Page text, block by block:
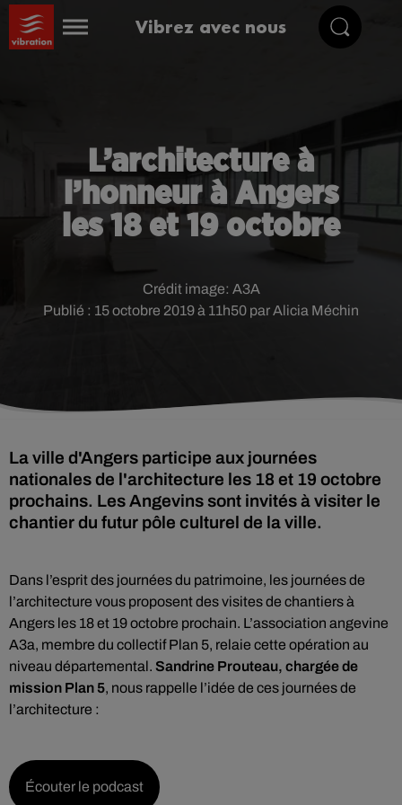
Vibrez avec nous
L’architecture à
l’honneur à Angers
les 18 et 19 octobre
Publié : 15 octobre 2019 à 11h50 par Alicia Méchin
Crédit image: A3A
La ville d'Angers participe aux journées
nationales de l'architecture les 18 et 19 octobre
prochains. Les Angevins sont invités à visiter le
chantier du futur pôle culturel de la ville.
Dans l’esprit des journées du patrimoine, les journées de
l’architecture vous proposent des visites de chantiers à
Angers les 18 et 19 octobre prochain. L’association angevine
A3a, membre du collectif Plan 5, relaie cette opération au
niveau départemental. Sandrine Prouteau, chargée de
mission Plan 5, nous rappelle l’idée de ces journées de
l’architecture :
Écouter le podcast